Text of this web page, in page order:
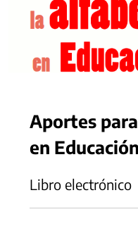
Aportes
en
Libro electrónico